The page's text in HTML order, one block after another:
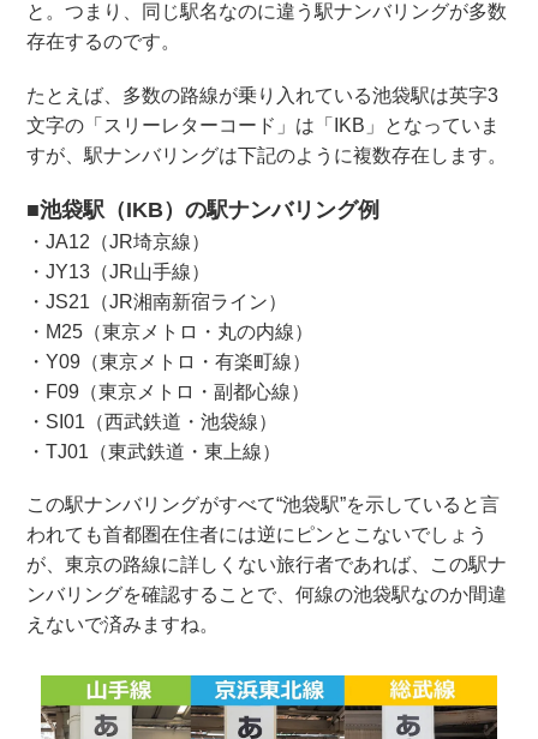
と。つまり、同じ駅名なのに違う駅ナンバリングが多数
存在するのです。
たとえば、多数の路線が乗り入れている池袋駅は英字3
文字の「スリーレターコード」は「IKB」となっていま
すが、駅ナンバリングは下記のように複数存在します。
■池袋駅（IKB）の駅ナンバリング例
・JA12（JR埼京線）
・JY13（JR山手線）
・JS21（JR湘南新宿ライン）
・M25（東京メトロ・丸の内線）
・Y09（東京メトロ・有楽町線）
・F09（東京メトロ・副都心線）
・SI01（西武鉄道・池袋線）
・TJ01（東武鉄道・東上線）
この駅ナンバリングがすべて“池袋駅”を示していると言
われても首都圏在住者には逆にピンとこないでしょう
が、東京の路線に詳しくない旅行者であれば、この駅ナ
ンバリングを確認することで、何線の池袋駅なのか間違
えないで済みますね。